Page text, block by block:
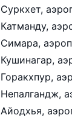
Катманду,
Кушинагар,
Горакхпур,
Айодхья,